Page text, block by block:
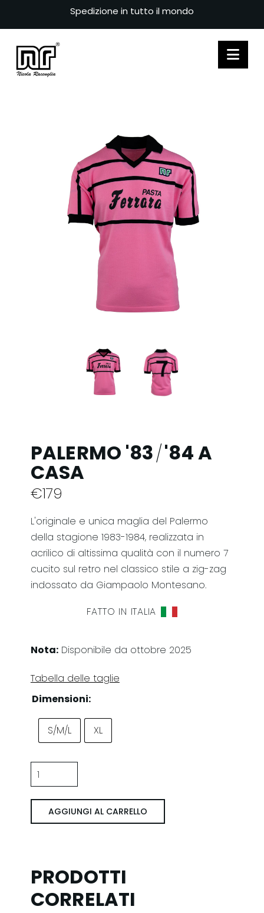
Spedizione in tutto il mondo
PALERMO '83/'84 A
CASA
€179
L'originale e unica maglia del Palermo
della stagione 1983-1984, realizzata in
acrilico di altissima qualità con il numero 7
cucito sul retro nel classico stile a zig-zag
indossato da Giampaolo Montesano.
FATTO IN ITALIA
Nota:Disponibile da ottobre 2025
Tabella delle taglie
Dimensioni:
S/M/L XL
Palermo
'83/'84
Thuis
quantità
AGGIUNGI AL CARRELLO
PRODOTTI
CORRELATI